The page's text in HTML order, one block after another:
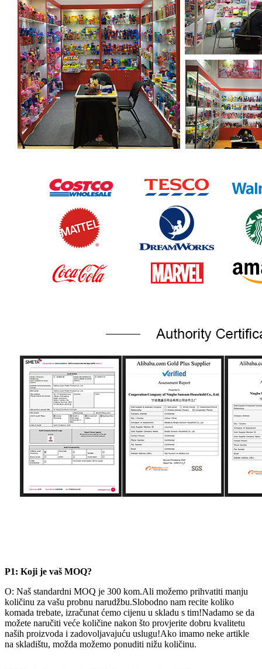
P1: Koji je vaš MOQ?
O: Naš standardni MOQ je 300 kom.Ali možemo prihvatiti manju
količinu za vašu probnu narudžbu.Slobodno nam recite koliko
komada trebate, izračunat ćemo cijenu u skladu s tim!Nadamo se da
možete naručiti veće količine nakon što provjerite dobru kvalitetu
naših proizvoda i zadovoljavajuću uslugu!Ako imamo neke artikle
na skladištu, možda možemo ponuditi nižu količinu.